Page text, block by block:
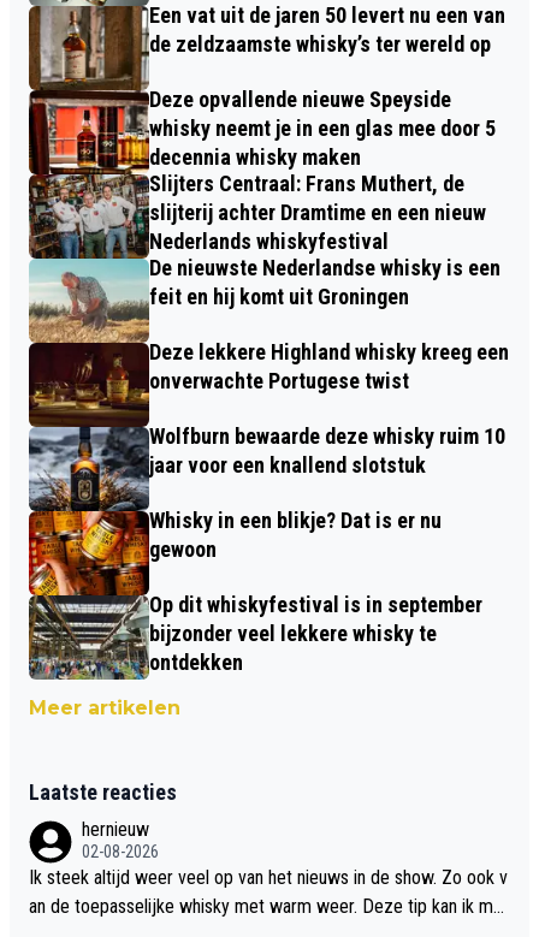
Een vat uit de jaren 50 levert nu een van
de zeldzaamste whisky’s ter wereld op
Deze opvallende nieuwe Speyside
whisky neemt je in een glas mee door 5
decennia whisky maken
Slijters Centraal: Frans Muthert, de
slijterij achter Dramtime en een nieuw
Nederlands whiskyfestival
De nieuwste Nederlandse whisky is een
feit en hij komt uit Groningen
Deze lekkere Highland whisky kreeg een
onverwachte Portugese twist
Wolfburn bewaarde deze whisky ruim 10
jaar voor een knallend slotstuk
Whisky in een blikje? Dat is er nu
gewoon
Op dit whiskyfestival is in september
bijzonder veel lekkere whisky te
ontdekken
Meer artikelen
Laatste reacties
hernieuw
02-08-2026
Ik steek altijd weer veel op van het nieuws in de show. Zo ook v
an de toepasselijke whisky met warm weer. Deze tip kan ik met